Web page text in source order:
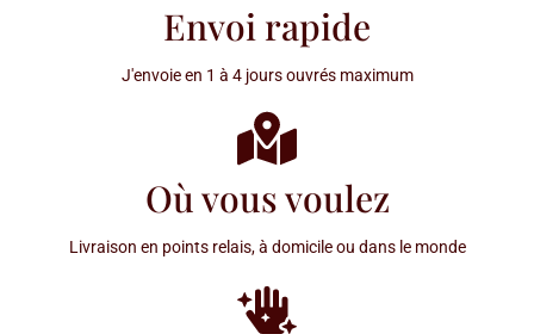
Envoi rapide
J'envoie en 1 à 4 jours ouvrés maximum
Où vous voulez
Livraison en points relais, à domicile ou dans le monde